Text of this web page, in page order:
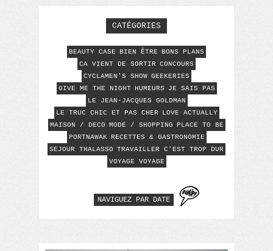
CATÉGORIES
BEAUTY CASE BIEN ÊTRE BONS PLANS
CA VIENT DE SORTIR CONCOURS
CYCLAMEN'S SHOW GEEKERIES
GIVE ME THE NIGHT HUMEURS
JE SAIS PAS
LE JEAN-JACQUES GOLDMAN
LE TRUC CHIC ET PAS CHER
LOVE ACTUALLY
MAISON / DECO MODE / SHOPPING PLACE TO BE
PORTNAWAK RECETTES & GASTRONOMIE
SEJOUR THALASSO TRAVAILLER C'EST TROP DUR
VOYAGE VOYAGE
NAVIGUEZ PAR DATE